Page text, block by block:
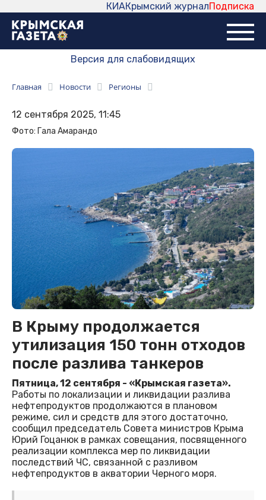
Подписка
Крымский журнал
КИА
Версия для слабовидящих
Главная Новости Регионы
12 сентября 2025, 11:45
Фото: Гала Амарандо
В Крыму продолжается
утилизация 150 тонн отходов
после разлива танкеров
Пятница, 12 сентября - «Крымская газета».
Работы по локализации и ликвидации разлива
нефтепродуктов продолжаются в плановом
режиме, сил и средств для этого достаточно,
сообщил председатель Совета министров Крыма
Юрий Гоцанюк в рамках совещания, посвященного
реализации комплекса мер по ликвидации
последствий ЧС, связанной с разливом
нефтепродуктов в акватории Черного моря.